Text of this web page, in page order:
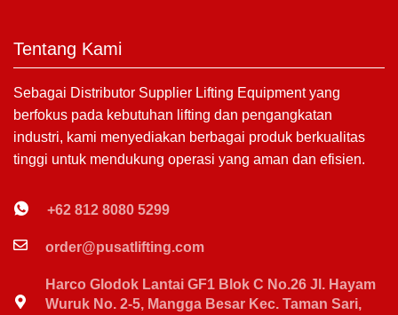
Tentang Kami
Sebagai Distributor Supplier Lifting Equipment yang
berfokus pada kebutuhan lifting dan pengangkatan
industri, kami menyediakan berbagai produk berkualitas
tinggi untuk mendukung operasi yang aman dan efisien.
+62 812 8080 5299
order@pusatlifting.com
Harco Glodok Lantai GF1 Blok C No.26 Jl. Hayam
Wuruk No. 2-5, Mangga Besar Kec. Taman Sari,